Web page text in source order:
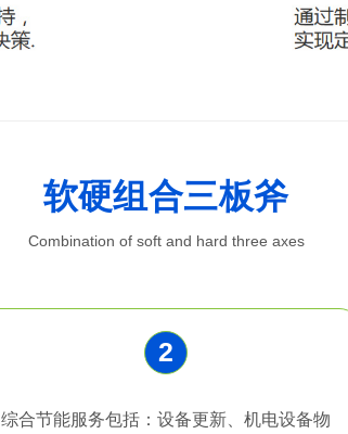
软硬组合三板斧
Combination of soft and hard three axes
2
综合节能服务包括：设备更新、机电设备物